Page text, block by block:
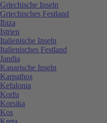
Griechische Inseln
Griechisches Festland
Ibiza
Istrien
Italienische Inseln
Italienisches Festland
Jandia
Kanarische Inseln
Karpathos
Kefalonia
Korfu
Korsika
Kos
Kreta